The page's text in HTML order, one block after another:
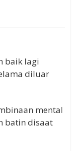
baik lagi
diluar
mental
batin disaat